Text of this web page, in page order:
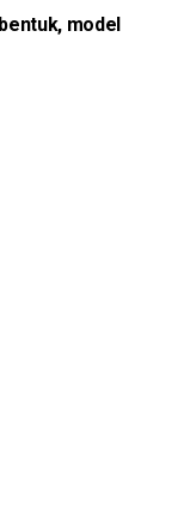
model